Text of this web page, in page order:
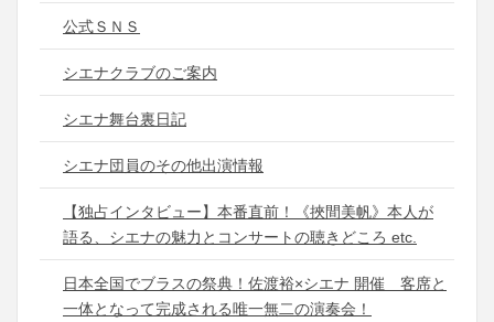
公式ＳＮＳ
シエナクラブのご案内
シエナ舞台裏日記
シエナ団員のその他出演情報
【独占インタビュー】本番直前！《挾間美帆》本人が
語る、シエナの魅力とコンサートの聴きどころ etc.
日本全国でブラスの祭典！佐渡裕×シエナ 開催 客席と
一体となって完成される唯一無二の演奏会！